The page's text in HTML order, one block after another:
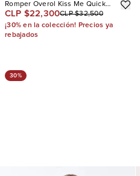
Romper Overol Kiss Me Quick
Gingham One Shoulder Flowy
Short
CLP $22,300CLP $32,500
¡30% en la colección! Precios ya
rebajados
30%